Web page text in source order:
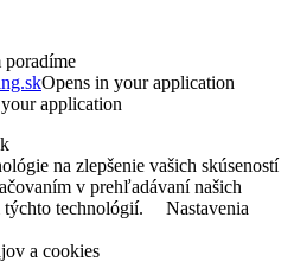
poradíme
Opens in your application
application
na zlepšenie vašich skúseností
v prehľadávaní našich
týchto technológií.
Nastavenia
a cookies